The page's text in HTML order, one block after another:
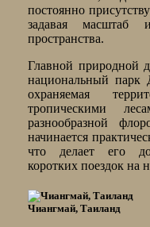
постоянно
задавая масштаб
пространства.
Главной природной
национальный
охраняемая
тропическими
разнообразной
начинается
что делает его
коротких поездок на
Чиангмай, Таиланд